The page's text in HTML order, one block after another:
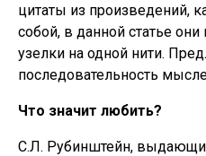
цитаты из произведений,
собой, в данной статье они
узелки на одной нити.
последовательность
Что значит любить?
С.Л. Рубинштейн,